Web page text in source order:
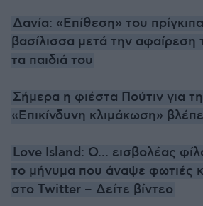
Δανία: «Επίθεση» του
βασίλισσα μετά την αφαίρεση
τα παιδιά του
Σήμερα η φιέστα Πούτιν για
«Επικίνδυνη κλιμάκωση»
Love Island: Ο... εισβολέας
το μήνυμα που άναψε φωτιές
στο Twitter – Δείτε βίντεο